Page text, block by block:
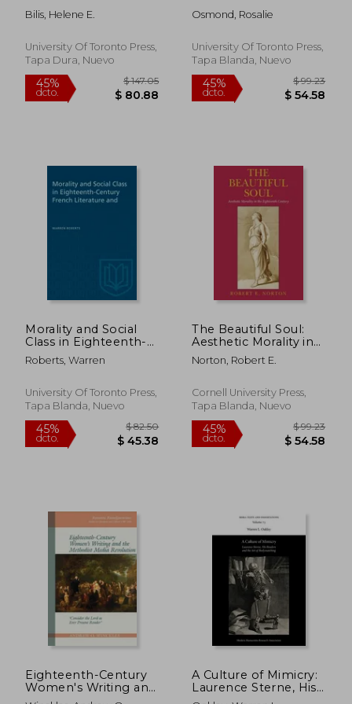
45% 45%
Poetics of
Sovereignty in French
to Racine (en Inglés)
Bilis, Helene E.
University Of Toronto Press,
Tapa Dura, Nuevo
Body and Soul
Dialogues in Their
Theological Context
(en Inglés)
Osmond, Rosalie
University Of Toronto Press,
Tapa Blanda, Nuevo
Morality and Social
Class in Eighteenth-
Century French
Literature and
Roberts, Warren
University Of Toronto Press,
Tapa Blanda, Nuevo
The Beautiful Soul:
Aesthetic Morality in
the Eighteenth
Century (en Inglés)
Norton, Robert E.
Cornell University Press,
Tapa Blanda, Nuevo
Eighteenth-Century
Women's Writing and
the Methodist Media
A Culture of Mimicry:
Laurence Sterne, His
Readers and the Art